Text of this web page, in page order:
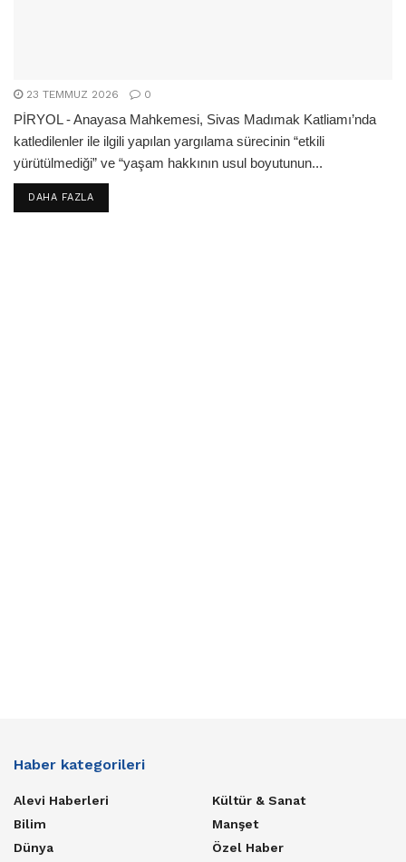
23 TEMMUZ 2026 0
PİRYOL - Anayasa Mahkemesi, Sivas Madımak Katliamı’nda
katledilenler ile ilgili yapılan yargılama sürecinin “etkili
yürütülmediği” ve “yaşam hakkının usul boyutunun...
DAHA FAZLADETAILS
Haber kategorileri
Alevi Haberleri
Bilim
Dünya
Kültür & Sanat
Manşet
Özel Haber